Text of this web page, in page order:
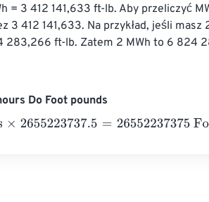
= 3 412 141,633 ft-lb. Aby przeliczyć
412 141,633. Na przykład, jeśli masz
283,266 ft-lb. Zatem 2 MWh to 6 824
Do Foot pounds
=26552237375 Foot pounds